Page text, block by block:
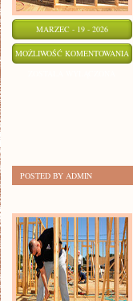
MARZEC - 19 - 2026
MOŻLIWOŚĆ KOMENTOWANIA
POSTED BY ADMIN